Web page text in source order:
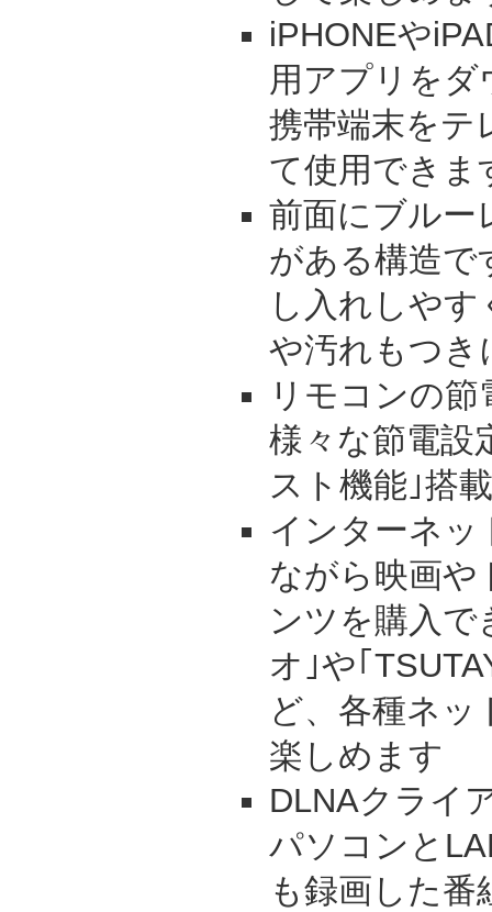
iPHONEや
用アプリを
携帯端末をテ
て使用できま
前面にブルー
がある構造で
し入れしや
や汚れもつき
リモコンの
様々な節電設
スト機能｣搭載
インターネッ
ながら映画や
ンツを購入
オ｣や｢
ど、各種ネ
楽しめます
DLNAクライ
パソコンと
も録画した番